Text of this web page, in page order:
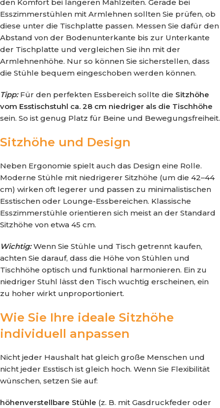
den Komfort bei längeren Mahlzeiten. Gerade bei
Esszimmerstühlen mit Armlehnen sollten Sie prüfen, ob
diese unter die Tischplatte passen. Messen Sie dafür den
Abstand von der Bodenunterkante bis zur Unterkante
der Tischplatte und vergleichen Sie ihn mit der
Armlehnenhöhe. Nur so können Sie sicherstellen, dass
die Stühle bequem eingeschoben werden können.
Tipp:Für den perfekten Essbereich sollte die Sitzhöhe
vom Esstischstuhl ca. 28 cm niedriger als die Tischhöhe
sein. So ist genug Platz für Beine und Bewegungsfreiheit.
Sitzhöhe und Design
Neben Ergonomie spielt auch das Design eine Rolle.
Moderne Stühle mit niedrigerer Sitzhöhe (um die 42–44
cm) wirken oft legerer und passen zu minimalistischen
Esstischen oder Lounge-Essbereichen. Klassische
Esszimmerstühle orientieren sich meist an der Standard
Sitzhöhe von etwa 45 cm.
Wichtig:Wenn Sie Stühle und Tisch getrennt kaufen,
achten Sie darauf, dass die Höhe von Stühlen und
Tischhöhe optisch und funktional harmonieren. Ein zu
niedriger Stuhl lässt den Tisch wuchtig erscheinen, ein
zu hoher wirkt unproportioniert.
Wie Sie Ihre ideale Sitzhöhe
individuell anpassen
Nicht jeder Haushalt hat gleich große Menschen und
nicht jeder Esstisch ist gleich hoch. Wenn Sie Flexibilität
wünschen, setzen Sie auf:
höhenverstellbare Stühle (z. B. mit Gasdruckfeder oder